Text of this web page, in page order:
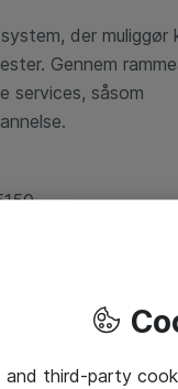
der muliggør
Gennem
services, såsom
and third-party